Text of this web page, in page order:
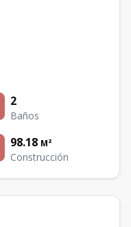
2
Baños
98.18 M²
Construcción